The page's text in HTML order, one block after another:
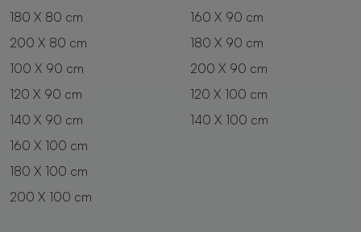
180 X 80 cm
200 X 80 cm
100 X 90 cm
120 X 90 cm
140 X 90 cm
160 X 90 cm
180 X 90 cm
200 X 90 cm
120 X 100 cm
140 X 100 cm
160 X 100 cm
180 X 100 cm
200 X 100 cm